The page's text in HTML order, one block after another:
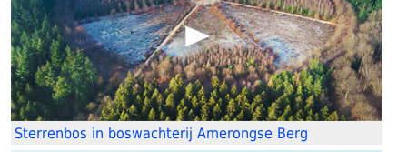
Sterrenbos in boswachterij Amerongse Berg